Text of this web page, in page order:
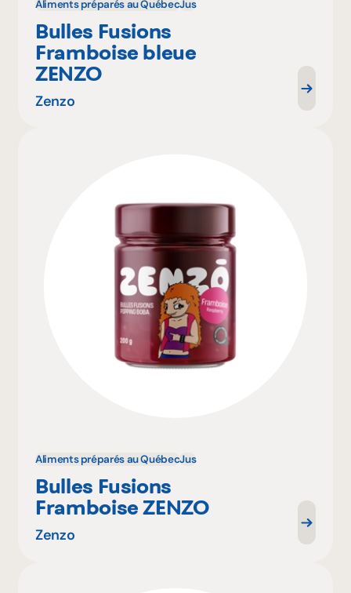
Aliments préparés au QuébecJus
Bulles Fusions
Framboise bleue
ZENZO
Zenzo
Aliments préparés au QuébecJus
Bulles Fusions
Framboise ZENZO
Zenzo